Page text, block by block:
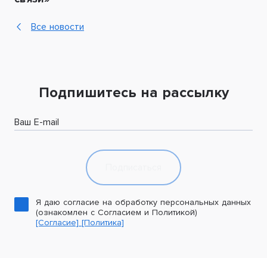
Все новости
Подпишитесь на рассылку
Ваш E-mail
Я даю согласие на обработку персональных данных
(ознакомлен с Согласием и Политикой)
[Согласие] [Политика]